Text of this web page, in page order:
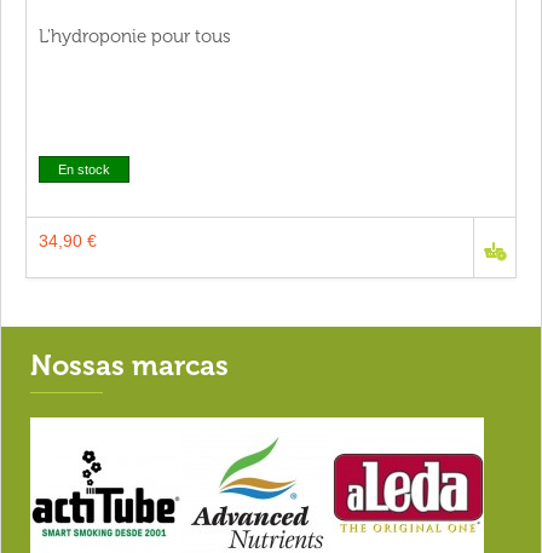
L'hydroponie pour tous
En stock
34,90 €
Nossas marcas